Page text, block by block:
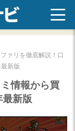
ァリを徹底解説！口
新版
情報から買
最新版